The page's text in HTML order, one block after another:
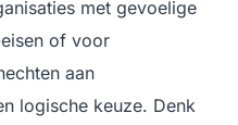
met gevoelige
of voor
aan
logische keuze. Denk